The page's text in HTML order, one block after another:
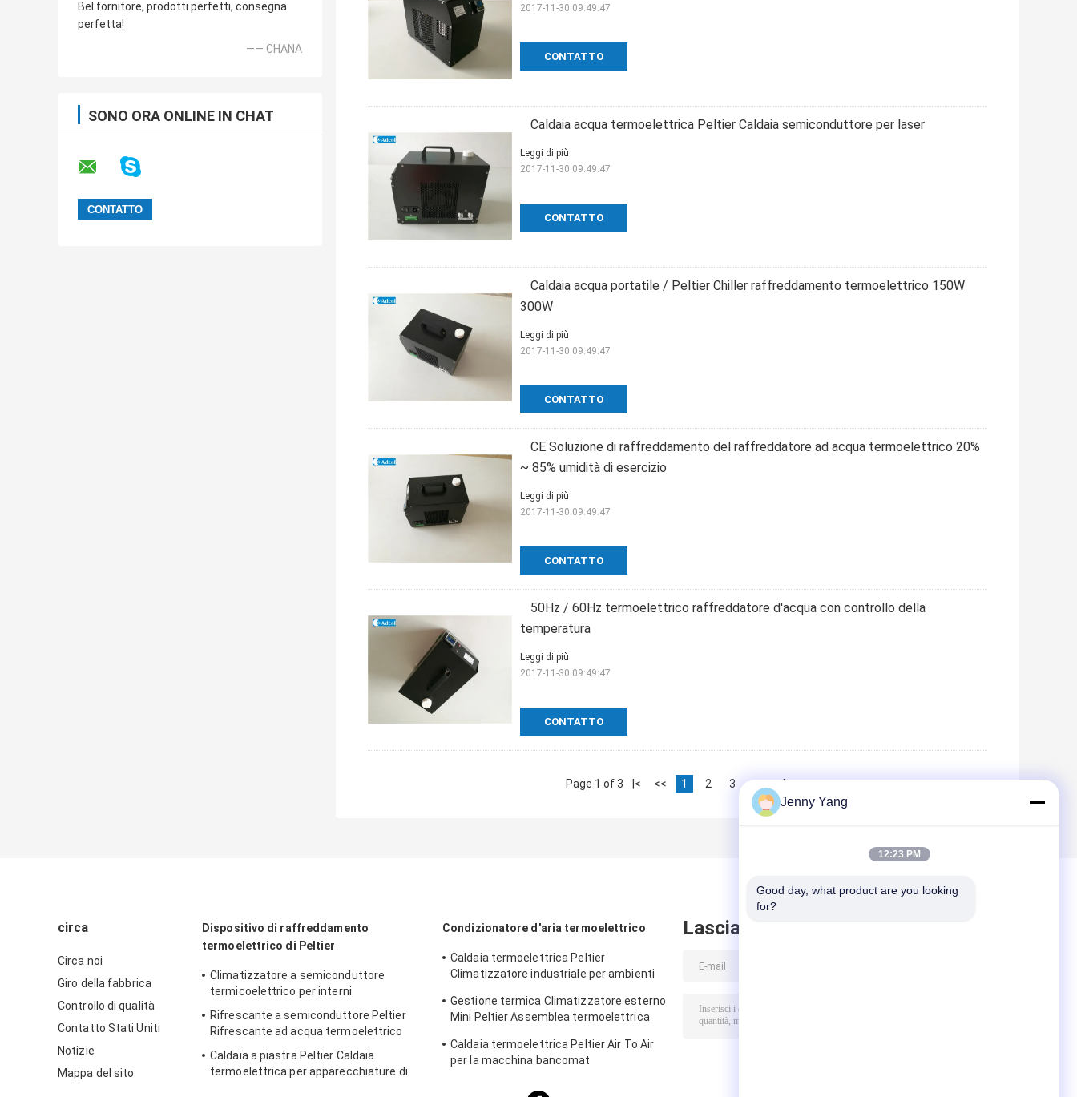
Bel fornitore, prodotti perfetti, consegna
perfetta!
—— CHANA
SONO ORA ONLINE IN CHAT
CONTATTO
2017-11-30 09:49:47
Caldaia acqua termoelettrica Peltier Caldaia semiconduttore per laser
CONTATTO
Leggi di più
2017-11-30 09:49:47
Caldaia acqua portatile / Peltier Chiller raffreddamento termoelettrico 150W
300W
CONTATTO
Leggi di più
2017-11-30 09:49:47
CE Soluzione di raffreddamento del raffreddatore ad acqua termoelettrico 20%
~ 85% umidità di esercizio
CONTATTO
Leggi di più
2017-11-30 09:49:47
50Hz / 60Hz termoelettrico raffreddatore d'acqua con controllo della
temperatura
CONTATTO
Leggi di più
2017-11-30 09:49:47
Page 1 of 3 |< << 1 2 3 >> >|
circa
Circa noi
Giro della fabbrica
Controllo di qualità
Contatto Stati Uniti
Notizie
Mappa del sito
Dispositivo di raffreddamento
termoelettrico di Peltier
Climatizzatore a semiconduttore
termicoelettrico per interni
Rifrescante a semiconduttore Peltier
Rifrescante ad acqua termoelettrico
Caldaia a piastra Peltier Caldaia
termoelettrica per apparecchiature di
Condizionatore d'aria termoelettrico
Caldaia termoelettrica Peltier
Climatizzatore industriale per ambienti
Gestione termica Climatizzatore esterno
Mini Peltier Assemblea termoelettrica
Caldaia termoelettrica Peltier Air To Air
per la macchina bancomat
Lasciare messaggio
Jenny Yang
12:23 PM
Good day, what product are you looking
for?